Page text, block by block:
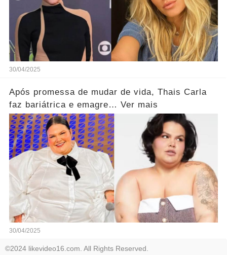
30/04/2025
Após promessa de mudar de vida, Thais Carla
faz bariátrica e emagre… Ver mais
30/04/2025
©2024 likevideo16.com. All Rights Reserved.